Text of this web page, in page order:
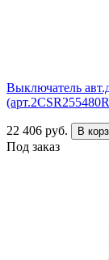
Выключатель
22 406 руб. В
Под заказ